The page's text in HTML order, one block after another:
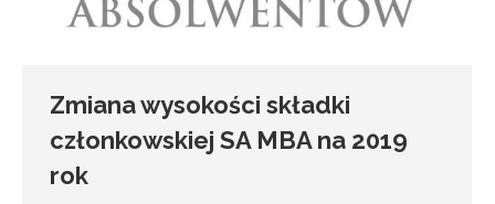
Zmiana wysokości składki
członkowskiej SA MBA na 2019
rok